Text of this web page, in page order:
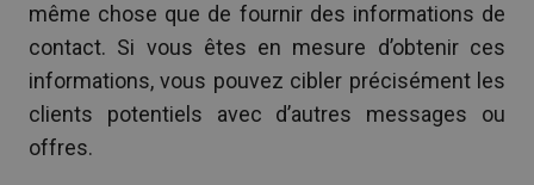
même chose que de fournir des informations de
contact. Si vous êtes en mesure d’obtenir ces
informations, vous pouvez cibler précisément les
clients potentiels avec d’autres messages ou
offres.